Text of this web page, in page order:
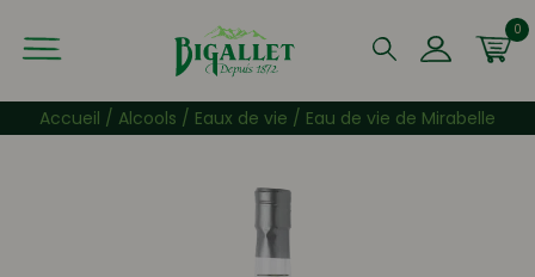
Que recherchez-vous ?
0
Accueil / Alcools / Eaux de vie / Eau de vie de Mirabelle